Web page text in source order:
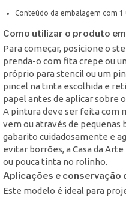
Conteúdo da embalagem com 1
Como utilizar o produto
Para começar, posicione o
prenda-o com fita crepe ou
próprio para stencil ou um
pincel na tinta escolhida e
papel antes de aplicar sobre
A pintura deve ser feita com
vem ou através de pequenas
gabarito cuidadosamente e
evitar borrões, a Casa da
ou pouca tinta no rolinho.
Aplicações e conservação
Este modelo é ideal para